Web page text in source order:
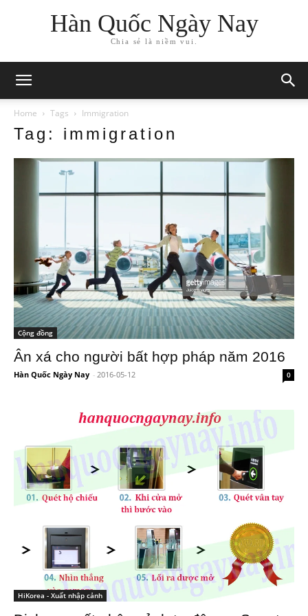
Hàn Quốc Ngày Nay
Chia sẻ là niềm vui.
Home Tags Immigration
Tag: immigration
Cộng đồng
Ân xá cho người bất hợp pháp năm 2016
Hàn Quốc Ngày Nay - 2016-05-12 0
HiKorea - Xuất nhập cảnh